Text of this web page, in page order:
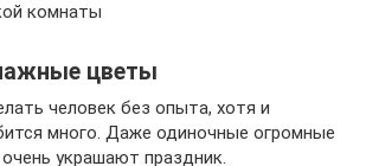
комнаты
цветы
человек без опыта, хотя и
много. Даже одиночные огромные
украшают праздник.